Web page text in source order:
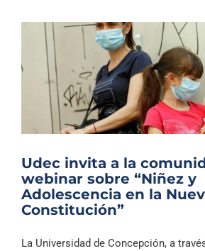
Udec invita a la
webinar sobre “Niñez y
Adolescencia en la
Constitución”
La Universidad de Concepción, a